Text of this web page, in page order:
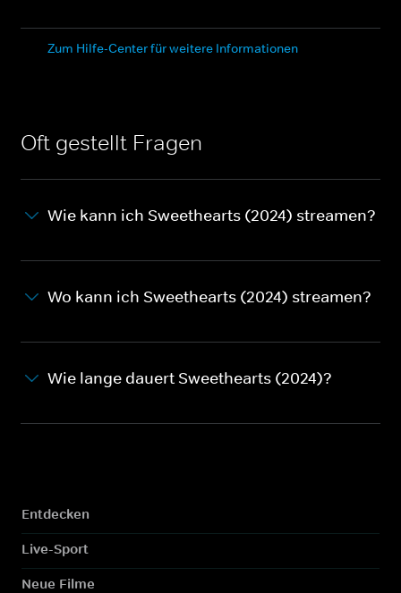
Zum Hilfe-Center für weitere Informationen
Oft gestellt Fragen
Wie kann ich Sweethearts (2024) streamen?
Wo kann ich Sweethearts (2024) streamen?
Wie lange dauert Sweethearts (2024)?
Entdecken
Live-Sport
Neue Filme